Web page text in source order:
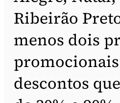
Ribeirão
menos dois
descontos